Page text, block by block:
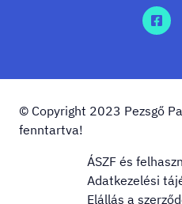
© Copyright 2023 Pezsgő
fenntartva!
ÁSZF és
Adatkezelési
Elállás a